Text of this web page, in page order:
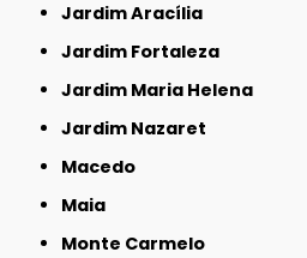
Jardim Aracília
Jardim Fortaleza
Jardim Maria Helena
Jardim Nazaret
Macedo
Maia
Monte Carmelo